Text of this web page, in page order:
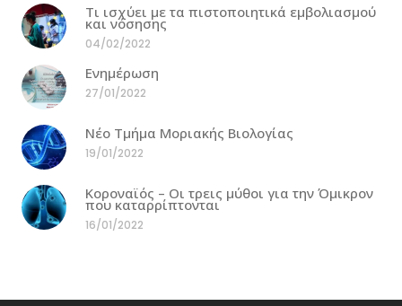
Τι ισχύει με τα πιστοποιητικά εμβολιασμού
και νόσησης
04/02/2022
Ενημέρωση
27/01/2022
Νέο Τμήμα Μοριακής Βιολογίας
19/01/2022
Κοροναϊός – Οι τρεις μύθοι για την Όμικρον
που καταρρίπτονται
16/01/2022